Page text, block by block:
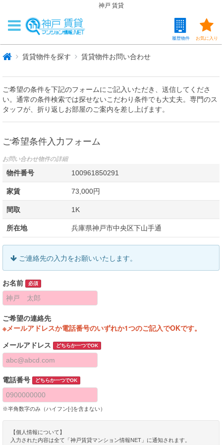
神戸 賃貸
お気に入り
履歴物件
賃貸物件を探す 賃貸物件お問い合わせ
ご希望の条件を下記のフォームにご記入いただき、送信してくださ
い。通常の条件検索では探せないこだわり条件でも大丈夫。専門のス
タッフが、折り返しお部屋のご案内を差し上げます。
ご希望条件入力フォーム
お問い合わせ物件の詳細
物件番号 100961850291
家賃 73,000円
間取 1K
所在地 兵庫県神戸市中央区下山手通
ご連絡先の入力をお願いいたします。
お名前 必須
ご希望の連絡先
※メールアドレスか電話番号のいずれか1つのご記入でOKです。
メールアドレス どちらか一つでOK
電話番号 どちらか一つでOK
※半角数字のみ（ハイフン[-]を含まない）
【個人情報について】
入力された内容は全て「神戸賃貸マンション情報NET」に通知されます。